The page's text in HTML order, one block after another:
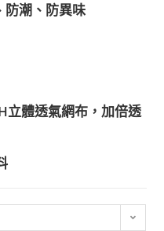
防潮、防異味
立體透氣網布，加倍透